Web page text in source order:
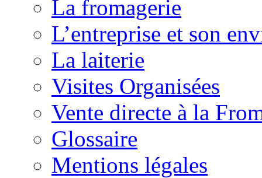
La fromagerie
L’entreprise et son
La laiterie
Visites Organisées
Vente directe à la
Glossaire
Mentions légales